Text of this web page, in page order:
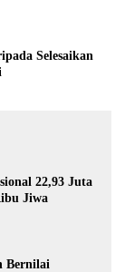
Selesaikan
22,93 Juta
Jiwa
Bernilai